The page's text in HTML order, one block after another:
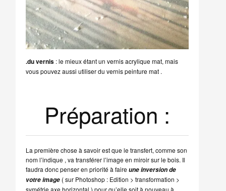
.du vernis: le mieux étant un vernis acrylique mat, mais
vous pouvez aussi utiliser du vernis peinture mat .
Préparation :
La première chose à savoir est que le transfert, comme son
nom l’indique , va transférer l’image en miroir sur le bois. Il
faudra donc penser en priorité à faireune inversion de
votre image ( sur Photoshop : Edition > transformation >